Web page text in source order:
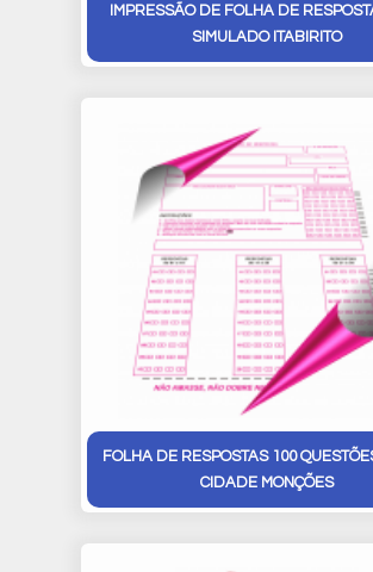
IMPRESSÃO DE FOLHA DE
SIMULADO ITABIRITO
FOLHA DE RESPOSTAS 100
CIDADE MONÇÕES